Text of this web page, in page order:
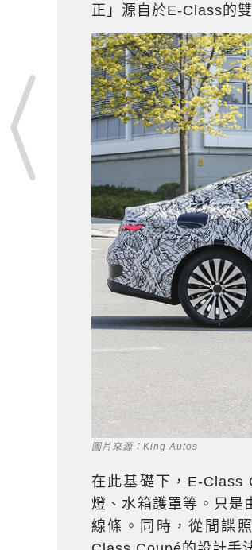
正」源自於E-Class的
圖片來源：King Autos
在此基礎下，E-Class
燈、水箱護罩等。只是
線條。同時，從間諜